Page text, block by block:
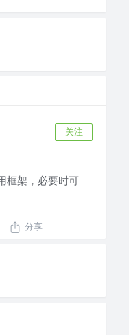
关注
框架，必要时可
分享